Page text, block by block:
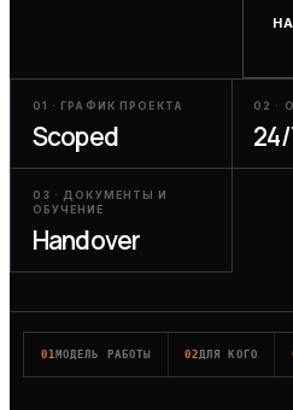
01 · ГРАФИК ПРОЕКТА
Scoped
02 ·
03 · ДОКУМЕНТЫ И
ОБУЧЕНИЕ
Handover
01 МОДЕЛЬ РАБОТЫ 02 ДЛЯ КОГО